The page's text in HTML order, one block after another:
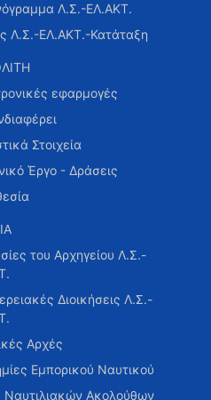
Λ.Σ.-ΕΛ.ΑΚΤ.
Λ.Σ.-ΕΛ.ΑΚΤ.-Κατάταξη
εφαρμογές
Στοιχεία
Έργο - Δράσεις
του Αρχηγείου Λ.Σ.-
Διοικήσεις Λ.Σ.-
Αρχές
Εμπορικού Ναυτικού
Ναυτιλιακών Ακολούθων